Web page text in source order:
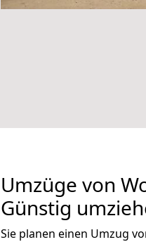
Umzüge von
Günstig
Sie planen einen Umzug